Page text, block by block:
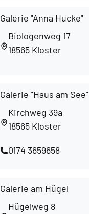
Galerie "Anna Hucke"
Biologenweg 17
18565 Kloster
Galerie "Haus am See"
Kirchweg 39a
18565 Kloster
0174 3659658
Galerie am Hügel
Hügelweg 8